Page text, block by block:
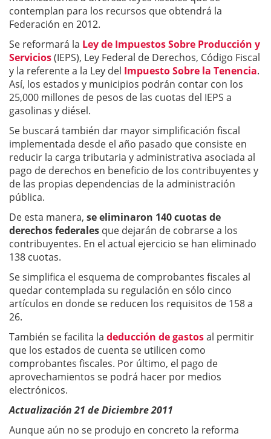
contemplan para los recursos que obtendrá la
Federación en 2012.
Se reformará la Ley de Impuestos Sobre Producción y
Servicios(IEPS), Ley Federal de Derechos, Código Fiscal
y la referente a la Ley del Impuesto Sobre la Tenencia.
Así, los estados y municipios podrán contar con los
25,000 millones de pesos de las cuotas del IEPS a
gasolinas y diésel.
Se buscará también dar mayor simplificación fiscal
implementada desde el año pasado que consiste en
reducir la carga tributaria y administrativa asociada al
pago de derechos en beneficio de los contribuyentes y
de las propias dependencias de la administración
pública.
De esta manera, se eliminaron 140 cuotas de
derechos federales que dejarán de cobrarse a los
contribuyentes. En el actual ejercicio se han eliminado
138 cuotas.
Se simplifica el esquema de comprobantes fiscales al
quedar contemplada su regulación en sólo cinco
artículos en donde se reducen los requisitos de 158 a
26.
También se facilita la deducción de gastosal permitir
que los estados de cuenta se utilicen como
comprobantes fiscales. Por último, el pago de
aprovechamientos se podrá hacer por medios
electrónicos.
Actualización 21 de Diciembre 2011
Aunque aún no se produjo en concreto la reforma